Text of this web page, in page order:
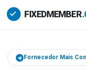
Fornecedor Mais